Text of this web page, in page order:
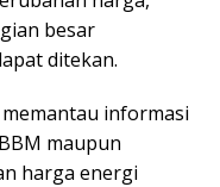
besar
ditekan.
informasi
maupun
harga energi